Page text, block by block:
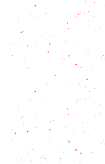
Salsa Pomodoro:
impronta italiana
Pasta ONE POT
Recetas de verano:
en la licuadora!